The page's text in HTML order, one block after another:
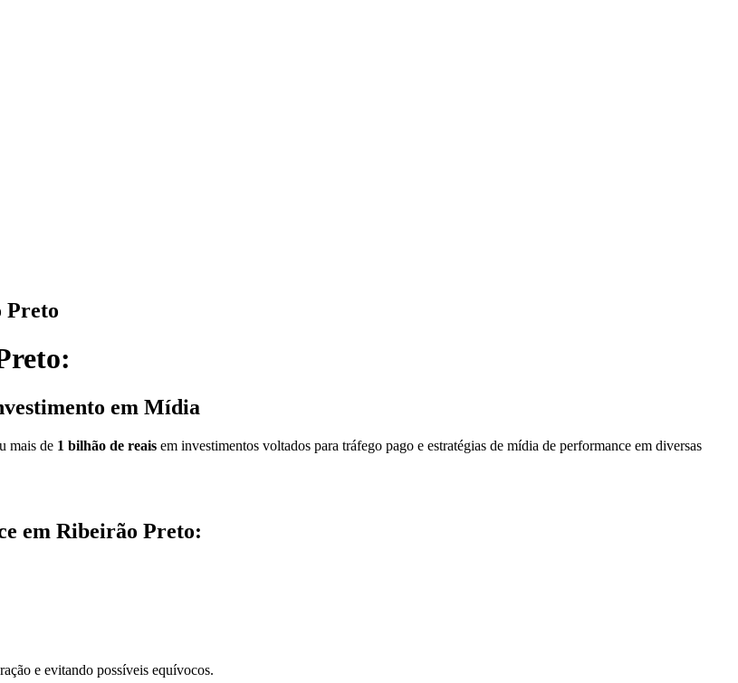
Preto
em Mídia
mais de 1 bilhão de reais em investimentos voltados para tráfego pago e estratégias de mídia de performance em diversas
em Ribeirão Preto:
e evitando possíveis equívocos.